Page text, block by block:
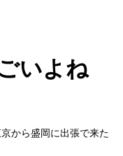
いよね
から盛岡に出張で来た